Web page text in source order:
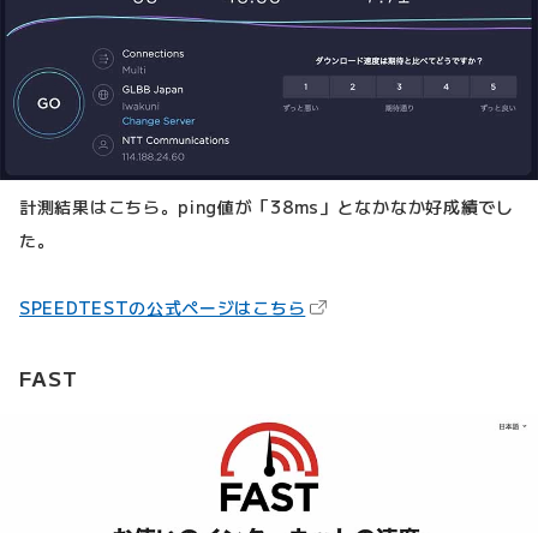
計測結果はこちら。ping値が「38ms」となかなか好成績でし
た。
SPEEDTESTの公式ページはこちら （新しいタブで開きます）
FAST